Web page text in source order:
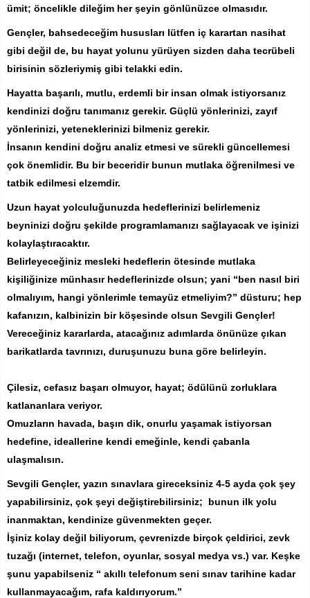
ümit; öncelikle dileğim her şeyin gönlünüzce olmasıdır.
Gençler, bahsedeceğim hususları lütfen iç karartan nasihat
gibi değil de, bu hayat yolunu yürüyen sizden daha tecrübeli
birisinin sözleriymiş gibi telakki edin.
Hayatta başarılı, mutlu, erdemli bir insan olmak istiyorsanız
kendinizi doğru tanımanız gerekir. Güçlü yönlerinizi, zayıf
yönlerinizi, yeteneklerinizi bilmeniz gerekir.
İnsanın kendini doğru analiz etmesi ve sürekli güncellemesi
çok önemlidir. Bu bir beceridir bunun mutlaka öğrenilmesi ve
tatbik edilmesi elzemdir.
Uzun hayat yolculuğunuzda hedeflerinizi belirlemeniz
beyninizi doğru şekilde programlamanızı sağlayacak ve işinizi
kolaylaştıracaktır.
Belirleyeceğiniz mesleki hedeflerin ötesinde mutlaka
kişiliğinize münhasır hedeflerinizde olsun; yani “ben nasıl biri
olmalıyım, hangi yönlerimle temayüz etmeliyim?” düsturu; hep
kafanızın, kalbinizin bir köşesinde olsun Sevgili Gençler!
Vereceğiniz kararlarda, atacağınız adımlarda önünüze çıkan
barikatlarda tavrınızı, duruşunuzu buna göre belirleyin.
Çilesiz, cefasız başarı olmuyor, hayat; ödülünü zorluklara
katlananlara veriyor.
Omuzların havada, başın dik, onurlu yaşamak istiyorsan
hedefine, ideallerine kendi emeğinle, kendi çabanla
ulaşmalısın.
Sevgili Gençler, yazın sınavlara gireceksiniz 4-5 ayda çok şey
yapabilirsiniz, çok şeyi değiştirebilirsiniz; bunun ilk yolu
inanmaktan, kendinize güvenmekten geçer.
İşiniz kolay değil biliyorum, çevrenizde birçok çeldirici, zevk
tuzağı (internet, telefon, oyunlar, sosyal medya vs.) var. Keşke
şunu yapabilseniz “ akıllı telefonum seni sınav tarihine kadar
kullanmayacağım, rafa kaldırıyorum.”